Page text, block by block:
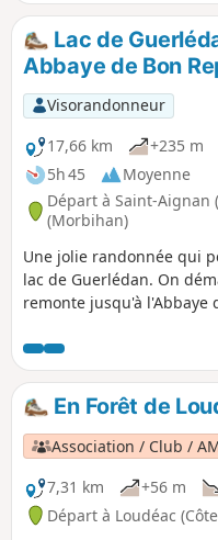
Lac de
Abbaye de Bon
Visorandonneur
17,66 km
+235 m
5h 45
Moyenne
Départ à Saint-Aignan
(Morbihan)
Une jolie randonnée qui
lac de Guerlédan. On
remonte jusqu'à l'Abbaye
En Forêt de
Association / Club /
7,31 km
+56 m
Départ à Loudéac